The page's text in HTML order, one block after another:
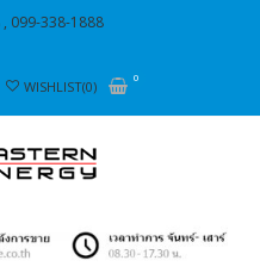
099-338-1888
WISHLIST(0)
0